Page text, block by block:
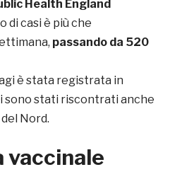
Health England
di casi è più che
passando da 520
è stata registrata in
sono stati riscontrati anche
Nord.
vaccinale